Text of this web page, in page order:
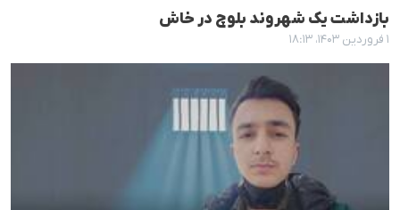
بازداشت یک شهروند بلوچ در خاش
۱ فروردین ۱۴۰۳، ۱۸:۱۳